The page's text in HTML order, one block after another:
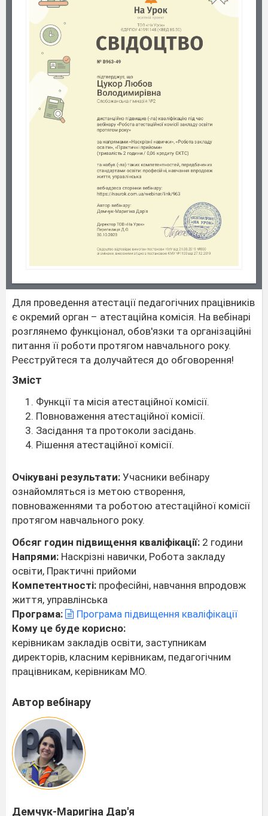
Для проведення атестації педагогічних працівників
є окремий орган – атестаційна комісія. На вебінарі
розглянемо функціонал, обов'язки та організаційні
питання її роботи протягом навчального року.
Реєструйтеся та долучайтеся до обговорення!
Зміст
Функції та місія атестаційної комісії.
Повноваження атестаційної комісії.
Засідання та протоколи засідань.
Рішення атестаційної комісії.
Очікувані результати: Учасники вебінару
ознайомляться із метою створення,
повноваженнями та роботою атестаційної комісії
протягом навчального року.
Обсяг годин підвищення кваліфікації: 2 години
Напрями: Наскрізні навички, Робота закладу
освіти, Практичні прийоми
Компетентності: професійні, навчання впродовж
життя, управлінська
Програма:
Програма підвищення кваліфікації
Кому це буде корисно:
керівникам закладів освіти, заступникам
директорів, класним керівникам, педагогічним
працівникам, керівникам МО.
Автор вебінару
Демчук-Маригіна Дар'я